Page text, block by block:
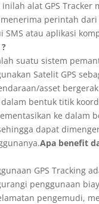
inilah alat GPS Tracker
perintah
SMS atau aplikasi
suatu sistem
Satelit GPS
asset
bentuk titik
ke dalam
dapat
Apa benefit
GPS Tracking
penggunaan
pengemudi,